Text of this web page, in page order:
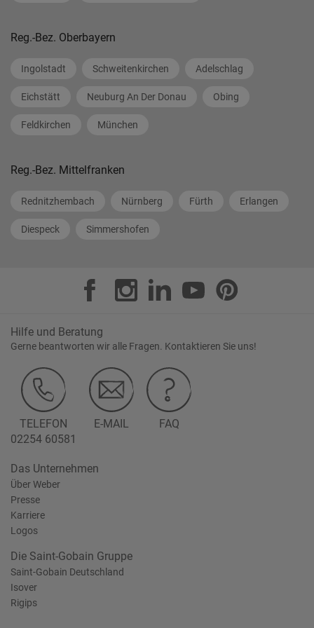
Reg.-Bez. Oberbayern
Ingolstadt Schweitenkirchen Adelschlag
Eichstätt Neuburg An Der Donau Obing
Feldkirchen München
Reg.-Bez. Mittelfranken
Rednitzhembach Nürnberg Fürth Erlangen
Diespeck Simmershofen
Hilfe und Beratung
Gerne beantworten wir alle Fragen. Kontaktieren Sie uns!
TELEFON
02254 60581
E-MAIL FAQ
Das Unternehmen
Über Weber
Presse
Karriere
Logos
Die Saint-Gobain Gruppe
Saint-Gobain Deutschland
Isover
Rigips